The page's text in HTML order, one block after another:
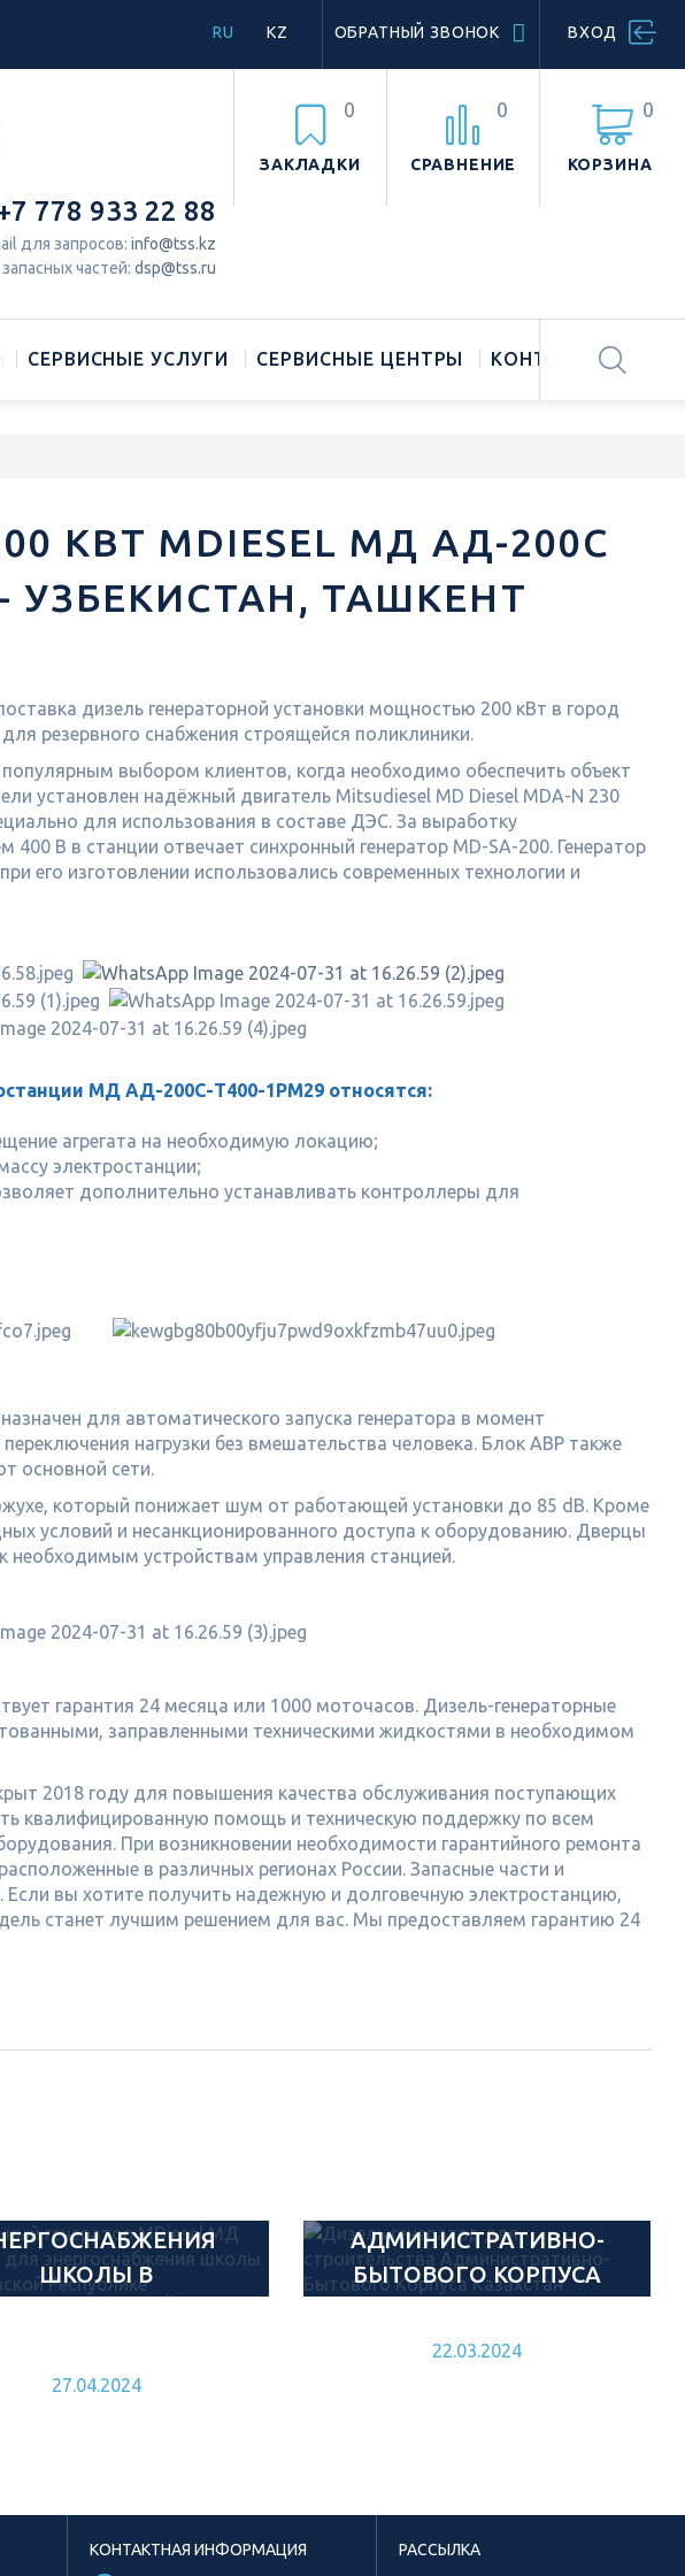
ВХОД
ОБРАТНЫЙ ЗВОНОК
RU KZ
КОРЗИНА
0
ЗАКЛАДКИ
0
СРАВНЕНИЕ
0
778 933 22 88
для запросов: info@tss.kz
частей: dsp@tss.ru
СЕРВИСНЫЕ УСЛУГИ СЕРВИСНЫЕ ЦЕНТРЫ КОНТАКТЫ
КВТ MDIESEL МД АД-200С
ТАШКЕНТ
дизель генераторной установки мощностью 200 кВт в город
резервного снабжения строящейся поликлиники.
выбором клиентов, когда необходимо обеспечить объект
установлен надёжный двигатель Mitsudiesel MD Diesel MDA-N 230
для использования в составе ДЭС. За выработку
400 В в станции отвечает синхронный генератор MD-SA-200. Генератор
его изготовлении использовались современных технологии и
МД АД-200С-Т400-1РМ29 относятся:
агрегата на необходимую локацию;
электростанции;
дополнительно устанавливать контроллеры для
для автоматического запуска генератора в момент
нагрузки без вмешательства человека. Блок АВР также
основной сети.
который понижает шум от работающей установки до 85 dB. Кроме
условий и несанкционированного доступа к оборудованию. Дверцы
необходимым устройствам управления станцией.
гарантия 24 месяца или 1000 моточасов. Дизель-генераторные
заправленными техническими жидкостями в необходимом
2018 году для повышения качества обслуживания поступающих
квалифицированную помощь и техническую поддержку по всем
При возникновении необходимости гарантийного ремонта
в различных регионах России. Запасные части и
вы хотите получить надежную и долговечную электростанцию,
станет лучшим решением для вас. Мы предоставляем гарантию 24
ШКОЛЫ В
27.04.2024
АДМИНИСТРАТИВНО-
БЫТОВОГО КОРПУСА
22.03.2024
КОНТАКТНАЯ ИНФОРМАЦИЯ РАССЫЛКА